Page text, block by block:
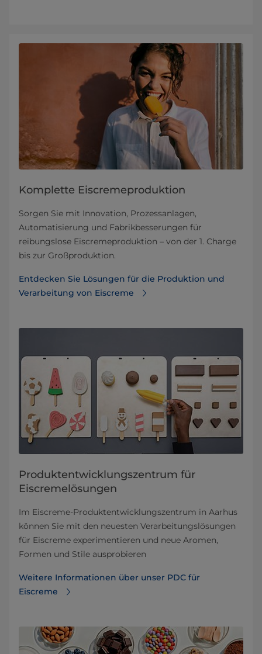
Komplette Eiscremeproduktion
Sorgen Sie mit Innovation, Prozessanlagen,
Automatisierung und Fabrikbesserungen für
reibungslose Eiscremeproduktion – von der 1. Charge
bis zur Großproduktion.
Entdecken Sie Lösungen für die Produktion und
Verarbeitung von Eiscreme
Produktentwicklungszentrum für
Eiscremelösungen
Im Eiscreme-Produktentwicklungszentrum in Aarhus
können Sie mit den neuesten Verarbeitungslösungen
für Eiscreme experimentieren und neue Aromen,
Formen und Stile ausprobieren
Weitere Informationen über unser PDC für
Eiscreme